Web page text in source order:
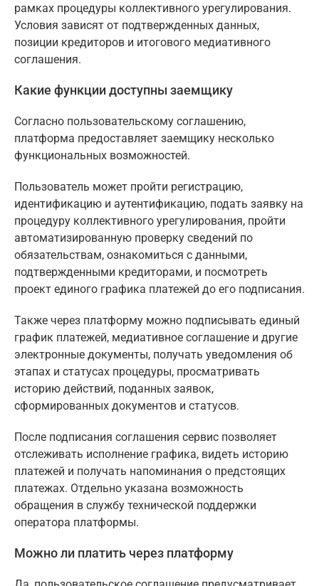
рамках процедуры коллективного урегулирования.
Условия зависят от подтвержденных данных,
позиции кредиторов и итогового медиативного
соглашения.
Какие функции доступны заемщику
Согласно пользовательскому соглашению,
платформа предоставляет заемщику несколько
функциональных возможностей.
Пользователь может пройти регистрацию,
идентификацию и аутентификацию, подать заявку на
процедуру коллективного урегулирования, пройти
автоматизированную проверку сведений по
обязательствам, ознакомиться с данными,
подтвержденными кредиторами, и посмотреть
проект единого графика платежей до его подписания.
Также через платформу можно подписывать единый
график платежей, медиативное соглашение и другие
электронные документы, получать уведомления об
этапах и статусах процедуры, просматривать
историю действий, поданных заявок,
сформированных документов и статусов.
После подписания соглашения сервис позволяет
отслеживать исполнение графика, видеть историю
платежей и получать напоминания о предстоящих
платежах. Отдельно указана возможность
обращения в службу технической поддержки
оператора платформы.
Можно ли платить через платформу